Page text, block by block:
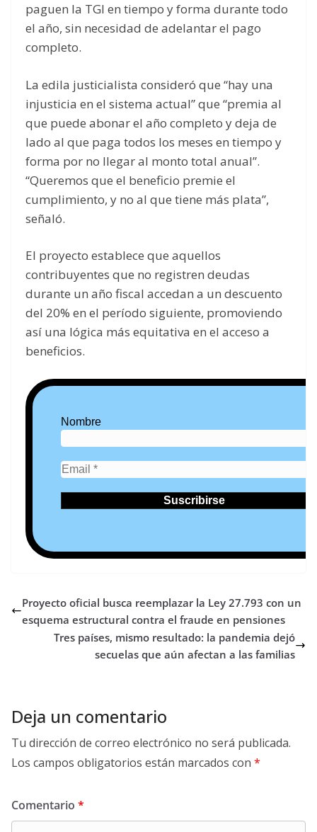
paguen la TGI en tiempo y forma durante todo
el año, sin necesidad de adelantar el pago
completo.
La edila justicialista consideró que “hay una
injusticia en el sistema actual” que “premia al
que puede abonar el año completo y deja de
lado al que paga todos los meses en tiempo y
forma por no llegar al monto total anual”.
“Queremos que el beneficio premie el
cumplimiento, y no al que tiene más plata”,
señaló.
El proyecto establece que aquellos
contribuyentes que no registren deudas
durante un año fiscal accedan a un descuento
del 20% en el período siguiente, promoviendo
así una lógica más equitativa en el acceso a
beneficios.
Nombre
Proyecto oficial busca reemplazar la Ley 27.793 con un
esquema estructural contra el fraude en pensiones
Tres países, mismo resultado: la pandemia dejó
secuelas que aún afectan a las familias
Deja un comentario
Tu dirección de correo electrónico no será publicada.
Los campos obligatorios están marcados con *
Comentario *